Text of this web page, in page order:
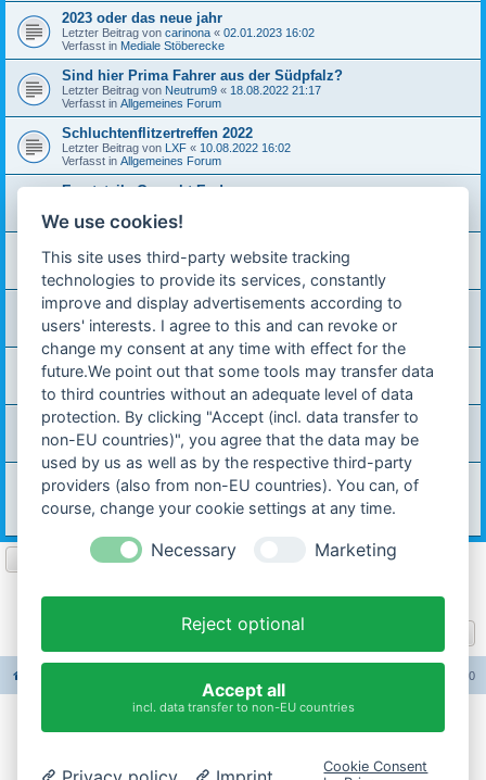
2023 oder das neue jahr
Letzter Beitrag von carinona « 02.01.2023 16:02
Verfasst in Mediale Stöberecke
Sind hier Prima Fahrer aus der Südpfalz?
Letzter Beitrag von Neutrum9 « 18.08.2022 21:17
Verfasst in Allgemeines Forum
Schluchtenflitzertreffen 2022
Letzter Beitrag von LXF « 10.08.2022 16:02
Verfasst in Allgemeines Forum
Ersatzteile Gesucht Enduro
Verfasst inMediale Stöberecke
Servus aus Niederbayern
Letzter Beitrag vonSpiti «05.10.2021 22:15
Verfasst inAllgemeines Forum
40 km/h und Gemisch bei Hercules Mp4
Letzter Beitrag von Ciri Mp4«16.07.2021 17:38
Verfasst in Allgemeines Forum
Suche Auspuff für Hercules ZX1
Letzter Beitrag vonCamaro2000« 17.06.2021 10:20
Verfasst in Sonstiges
Kolbenbolzenlager
Letzter Beitrag vonOvali53 « 09.05.2021 08:48
Verfasst inMotor / Anbauteile
Wie lassen sich Hagelschäden am Auto einfach fix
reparieren?
Letzter Beitrag voncarinona« 08.04.2021 17:03
UTC+02:00
Impressum
We use cookies!
This site uses third-party website tracking
technologies to provide its services, constantly
improve and display advertisements according to
users' interests. I agree to this and can revoke or
change my consent at any time with effect for the
future.We point out that some tools may transfer data
to third countries without an adequate level of data
protection. By clicking "Accept (incl. data transfer to
non-EU countries)", you agree that the data may be
used by us as well as by the respective third-party
providers (also from non-EU countries). You can, of
course, change your cookie settings at any time.
Necessary Marketing
Reject optional
Accept all
incl. data transfer to non-EU countries
Cookie Consent